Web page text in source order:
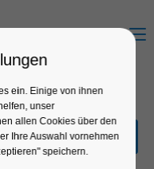
Menu
ein. Einige von ihnen
unser
allen Cookies über den
Ihre Auswahl vornehmen
speichern.